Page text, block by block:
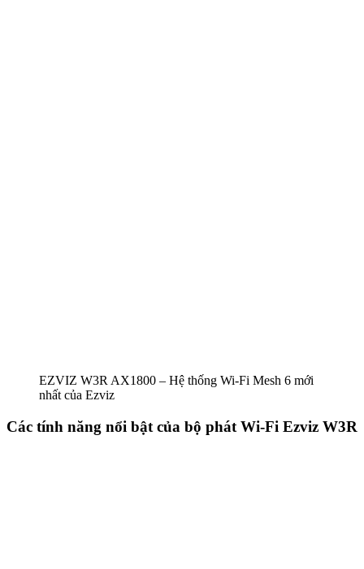
EZVIZ W3R AX1800 – Hệ thống Wi-Fi Mesh 6 mới
nhất của Ezviz
Các tính năng nổi bật của bộ phát Wi-Fi Ezviz W3R